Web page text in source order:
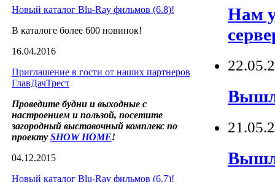
Новый каталог Blu-Ray фильмов (6.8)!
В каталоге более 600 новинок!
16.04.2016
Приглашение в гости от наших партнеров
ГлавДачТрест
Проведите будни и выходные с
настроением и пользой, посетите
загородный выставочный комплекс по
проекту SHOW HOME!
04.12.2015
Новый каталог Blu-Ray фильмов (6.7)!
Нам